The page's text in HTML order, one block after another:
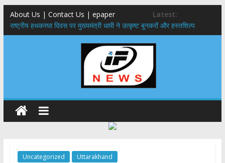
About Us | Contact Us | epaper
Latest:
राष्ट्रीय हथकरघा दिवस पर मुख्यमंत्री धामी ने उत्कृष्ट बुनकरों और हस्तशिल्प
कारीगरों को किया सम्मानित
मुख्यमंत्री ने उत्तराखण्ड क्षत्रिय कल्याण समिति की वेबसाइट एवं क्षत्रिय जागरण
मुख्यमंत्री ने हर घर तिरंगा यात्रा कार्यक्रम में किया प्रतिभाग,मुख्यमंत्री ने
प्रदेशवासियों से स्वतंत्रता दिवस पर अपने घरों में तिरंगा फहराने का किया आवाह्न
नंदा की चौकी पुल हादसा: PWD के EE, AE और JE निलंबित, सीएम धामी के निर्देश
पर सख्त कार्रवाई
मुख्यमंत्री ने 9 लाख 87 हजार17 पेंशन लाभार्थियों को कुल 146 करोड़ 32 लाख
की पेंशन राशि का किया भुगतान
Uncategorized Uttarakhand